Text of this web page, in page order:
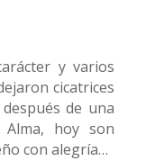
y varios
cicatrices
de una
hoy son
con alegría…